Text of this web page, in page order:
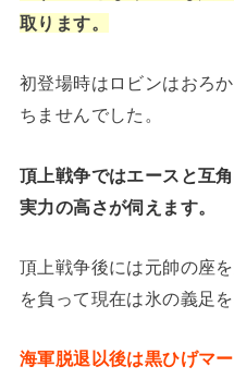
取ります。
初登場時はロビンはおろ
ちませんでした。
頂上戦争ではエースと互
実力の高さが伺えます。
頂上戦争後には元帥の座
を負って現在は氷の義足
海軍脱退以後は黒ひげマ